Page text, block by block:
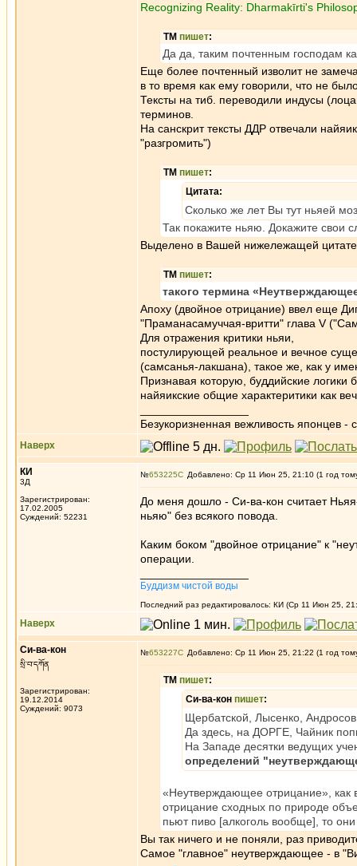
Recognizing Reality: Dharmakīrti's
ТМ пишет:
Да да, таким почтенным господам
Еще более почтенный изволит не
в то время как ему говорили, что не
Тексты на тиб. переводили индусы
терминов.
На санскрит тексты ДДР отвечали
"разгромить")
ТМ пишет:
Цитата:
Сколько же лет Вы тут ньяей
Так покажите ньяю. Докажите свои
Выделено в Вашей нижележащей
ТМ пишет:
такого термина
Апоху (двойное отрицание) ввел еще
"Праманасамуччая-вритти" глава V
Для отражения критики ньяи,
постулирующей реальное и вечное
(самсанья-лакшана), такое же, как у
Признавая которую, буддийские логики
найяикские общие характеритики как
Безукоризненная вежливость японцев -
Наверх
КИ
3Д
Зарегистрирован:
17.02.2005
Суждений: 52231
№653225 Добавлено: Ср 11 Июн 25, 21:10 (1 год
До меня дошло - Си-ва-кон считает
ньяю" без всякого повода.
Каким боком "двойное отрицание" к
операции.
Буддизм чистой воды
Последний раз редактировалось: КИ (Ср 11 Июн 25,
Наверх
Си-ва-кон
སྲི་བ་དཀོན
Зарегистрирован:
19.12.2014
Суждений: 9073
№653227 Добавлено: Ср 11 Июн 25, 21:22 (1 год
ТМ пишет:
Си-ва-кон пишет:
Щербатской, Лысенко,
Да здесь, на ДОРГЕ, Чайник
На Западе десятки ведущих
определений
«Неутверждающее отрицание», как
отрицание сходных по природе
пьют пиво [алкоголь вообще], то
Вы так ничего и не поняли, раз
Самое "главное" неутверждающее - в